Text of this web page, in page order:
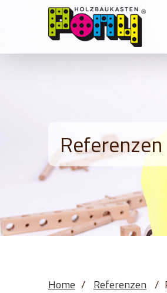
Referenzen
Home / Referenzen /